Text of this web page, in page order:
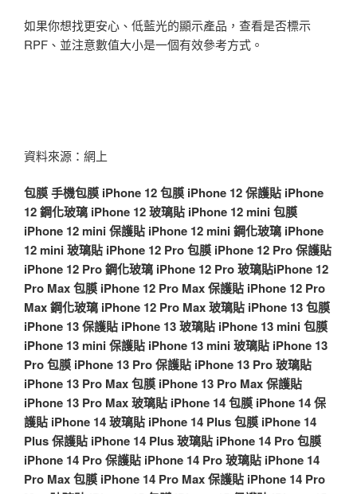
如果你想找更安心、低藍光的顯示產品，查看是否標示
RPF、並注意數值大小是一個有效參考方式。
資料來源：網上
包膜手機包膜 iPhone 12 包膜 iPhone 12 保護貼 iPhone
12 鋼化玻璃 iPhone 12 玻璃貼 iPhone 12 mini 包膜
iPhone 12 mini 保護貼 iPhone 12 mini 鋼化玻璃 iPhone
12 mini 玻璃貼 iPhone 12 Pro 包膜 iPhone 12 Pro 保護貼
iPhone 12 Pro 鋼化玻璃 iPhone 12 Pro 玻璃貼iPhone 12
Pro Max 包膜 iPhone 12 Pro Max 保護貼 iPhone 12 Pro
Max 鋼化玻璃 iPhone 12 Pro Max 玻璃貼 iPhone 13 包膜
iPhone 13 保護貼 iPhone 13 玻璃貼 iPhone 13 mini 包膜
iPhone 13 mini 保護貼 iPhone 13 mini 玻璃貼 iPhone 13
Pro 包膜 iPhone 13 Pro 保護貼 iPhone 13 Pro 玻璃貼
iPhone 13 Pro Max 包膜 iPhone 13 Pro Max 保護貼
iPhone 13 Pro Max 玻璃貼 iPhone 14 包膜 iPhone 14 保
護貼 iPhone 14 玻璃貼 iPhone 14 Plus 包膜 iPhone 14
Plus 保護貼 iPhone 14 Plus 玻璃貼 iPhone 14 Pro 包膜
iPhone 14 Pro 保護貼 iPhone 14 Pro 玻璃貼 iPhone 14
Pro Max 包膜 iPhone 14 Pro Max 保護貼 iPhone 14 Pro